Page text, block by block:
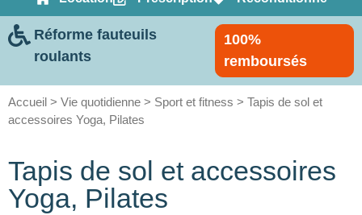
Réforme fauteuils
roulants
100%
remboursés
Accueil > Vie quotidienne > Sport et fitness > Tapis de sol et
accessoires Yoga, Pilates
Tapis de sol et accessoires
Yoga, Pilates